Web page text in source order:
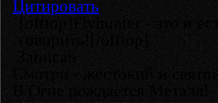
Цитировать
[offtop]Flyhunter - это и
говорить![/offtop]
Записан
Смотри - жестокий и
В Огне рождается Металл!